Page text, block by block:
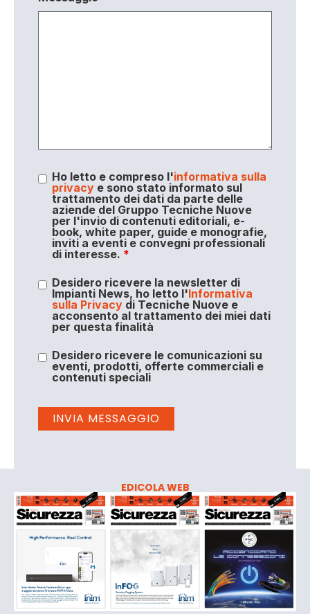
Ho letto e compreso l'informativa sulla
privacye sono stato informato sul
trattamento dei dati da parte delle
aziende del Gruppo Tecniche Nuove
per l'invio di contenuti editoriali, e-
book, white paper, guide e monografie,
inviti a eventi e convegni professionali
di interesse. *
Desidero ricevere la newsletter di
Impianti News, ho letto l'Informativa
sulla Privacydi Tecniche Nuove e
acconsento al trattamento dei miei dati
per questa finalità
Desidero ricevere le comunicazioni su
eventi, prodotti, offerte commerciali e
contenuti speciali
EDICOLA WEB